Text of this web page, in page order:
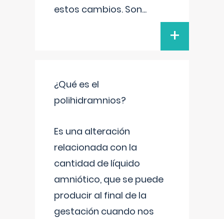
estos cambios. Son...
+
¿Qué es el
polihidramnios?
Es una alteración
relacionada con la
cantidad de líquido
amniótico, que se puede
producir al final de la
gestación cuando nos